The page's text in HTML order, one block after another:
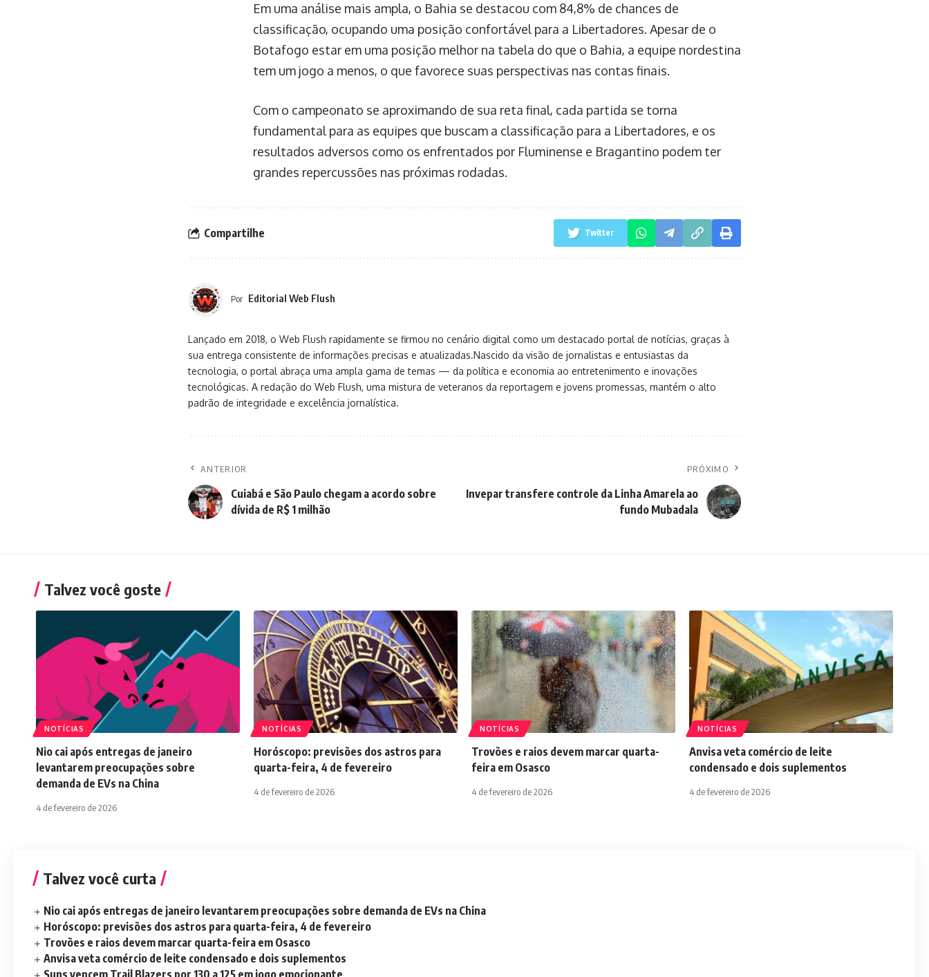
Em uma análise mais ampla, o Bahia se destacou com 84,8% de chances de
classificação, ocupando uma posição confortável para a Libertadores. Apesar de o
Botafogo estar em uma posição melhor na tabela do que o Bahia, a equipe nordestina
tem um jogo a menos, o que favorece suas perspectivas nas contas finais.
Com o campeonato se aproximando de sua reta final, cada partida se torna
fundamental para as equipes que buscam a classificação para a Libertadores, e os
resultados adversos como os enfrentados por Fluminense e Bragantino podem ter
grandes repercussões nas próximas rodadas.
Compartilhe Twitter
Por Editorial Web Flush
Lançado em 2018, o Web Flush rapidamente se firmou no cenário digital como um destacado portal de notícias, graças à
sua entrega consistente de informações precisas e atualizadas.Nascido da visão de jornalistas e entusiastas da
tecnologia, o portal abraça uma ampla gama de temas — da política e economia ao entretenimento e inovações
tecnológicas. A redação do Web Flush, uma mistura de veteranos da reportagem e jovens promessas, mantém o alto
padrão de integridade e excelência jornalística.
ANTERIOR
Cuiabá e São Paulo chegam a acordo sobre
dívida de R$ 1 milhão
PRÓXIMO
Invepar transfere controle da Linha Amarela ao
fundo Mubadala
Talvez você goste
NOTÍCIAS
Nio cai após entregas de janeiro
levantarem preocupações sobre
demanda de EVs na China
4 de fevereiro de 2026
NOTÍCIAS
Horóscopo: previsões dos astros para
quarta-feira, 4 de fevereiro
4 de fevereiro de 2026
NOTÍCIAS
Trovões e raios devem marcar quarta-
feira em Osasco
4 de fevereiro de 2026
NOTÍCIAS
Anvisa veta comércio de leite
condensado e dois suplementos
4 de fevereiro de 2026
Talvez você curta
Nio cai após entregas de janeiro levantarem preocupações sobre demanda de EVs na China
Horóscopo: previsões dos astros para quarta-feira, 4 de fevereiro
Trovões e raios devem marcar quarta-feira em Osasco
Anvisa veta comércio de leite condensado e dois suplementos
Suns vencem Trail Blazers por 130 a 125 em jogo emocionante